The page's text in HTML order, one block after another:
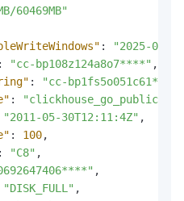
60469MB"
:
"2025-02-
: "cc-bp108z124a8o7****" ,
:
"cc-
:
"clickhouse_go_public_cn"
"2011-05-30T12:11:4Z" ,
: 100,
: "C8" ,
,
"DISK_FULL" ,